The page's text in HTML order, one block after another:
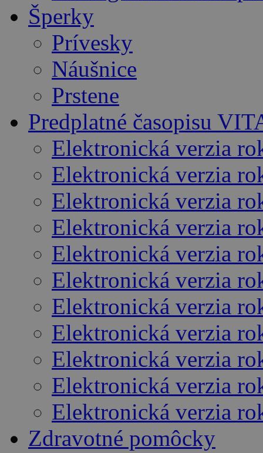
Šperky
Prívesky
Náušnice
Prstene
Predplatné časopisu
Elektronická verzia
Elektronická verzia
Elektronická verzia
Elektronická verzia
Elektronická verzia
Elektronická verzia
Elektronická verzia
Elektronická verzia
Elektronická verzia
Elektronická verzia
Elektronická verzia
Zdravotné pomôcky